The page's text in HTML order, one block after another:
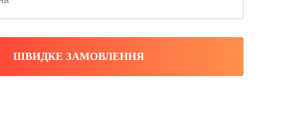
ШВИДКЕ ЗАМОВЛЕННЯ